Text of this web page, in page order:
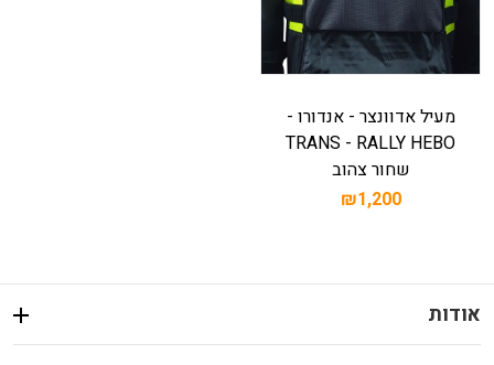
מעיל אדוונצר - אנדורו -
TRANS - RALLY HEBO
שחור צהוב
₪1,200
אודות